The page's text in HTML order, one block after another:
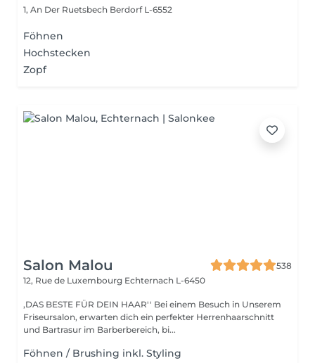
1, An Der Ruetsbech Berdorf L-6552
Föhnen
Hochstecken
Zopf
Salon Malou
538
12, Rue de Luxembourg Echternach L-6450
,DAS BESTE FÜR DEIN HAAR'' Bei einem Besuch in Unserem
Friseursalon, erwarten dich ein perfekter Herrenhaarschnitt
und Bartrasur im Barberbereich, bi...
Föhnen / Brushing inkl. Styling